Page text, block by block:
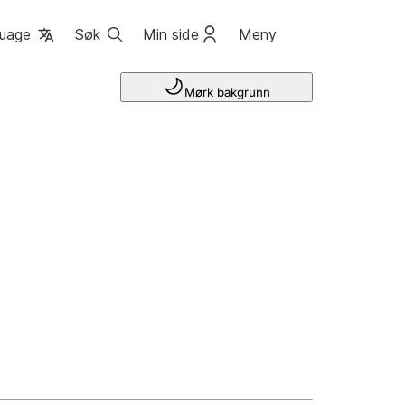
Søk Min side Meny
Mørk bakgrunn